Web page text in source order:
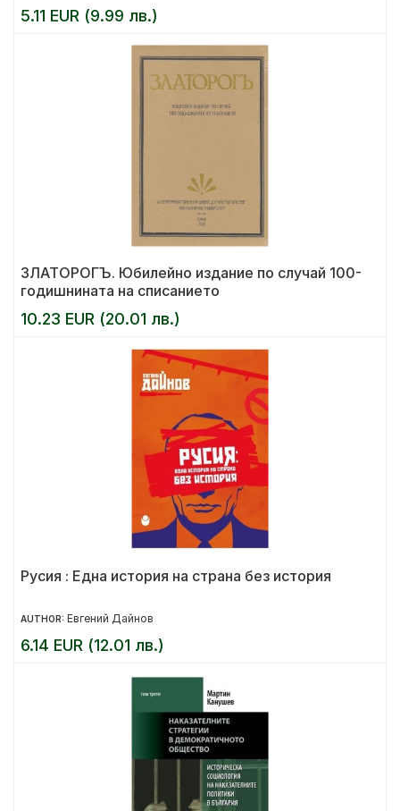
5.11 EUR (9.99 лв.)
ЗЛАТОРОГЪ. Юбилейно издание по случай 100-
годишнината на списанието
10.23 EUR (20.01 лв.)
Русия : Една история на страна без история
AUTHOR: Евгений Дайнов
6.14 EUR (12.01 лв.)